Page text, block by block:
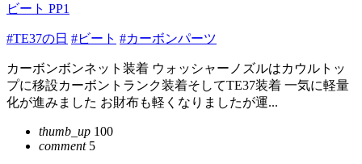
ビート PP1
#TE37の日 #ビート #カーボンパーツ
カーボンボンネット装着 ウォッシャーノズルはカウルトッ
プに移設カーボントランク装着そしてTE37装着 一気に軽量
化が進みました お財布も軽くなりましたが運...
thumb_up 100
comment5